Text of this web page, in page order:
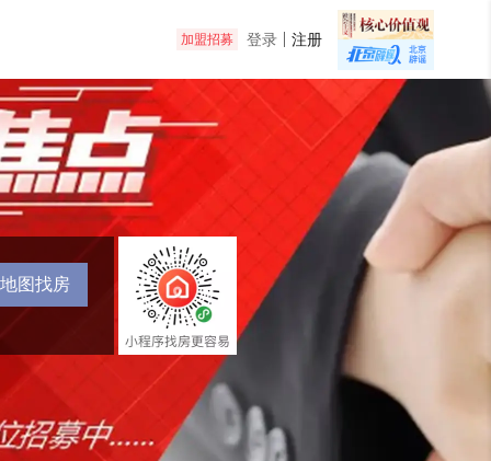
加盟招募 登录 注册
地图找房